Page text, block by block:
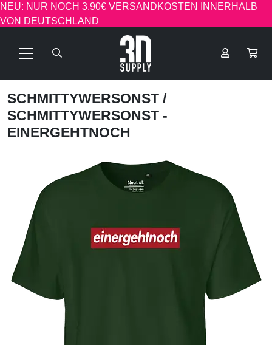
NEU: NUR NOCH 3.90€ VERSANDKOSTEN INNERHALB
VON DEUTSCHLAND
SCHMITTYWERSONST /
SCHMITTYWERSONST -
EINERGEHTNOCH